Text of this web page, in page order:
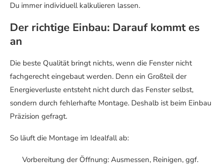
Du immer individuell kalkulieren lassen.
Der richtige Einbau: Darauf kommt es
an
Die beste Qualität bringt nichts, wenn die Fenster nicht
fachgerecht eingebaut werden. Denn ein Großteil der
Energieverluste entsteht nicht durch das Fenster selbst,
sondern durch fehlerhafte Montage. Deshalb ist beim Einbau
Präzision gefragt.
So läuft die Montage im Idealfall ab:
Vorbereitung der Öffnung: Ausmessen, Reinigen, ggf.